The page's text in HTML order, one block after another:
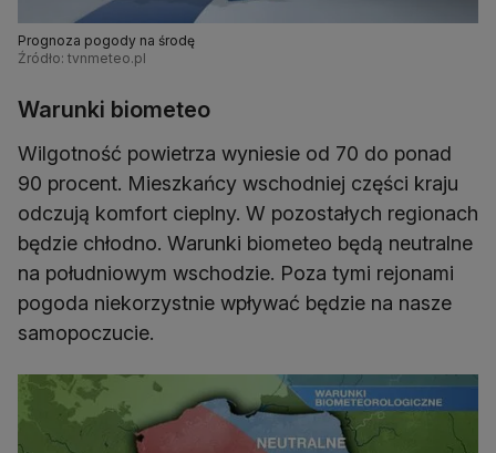
Prognoza pogody na środę
Źródło: tvnmeteo.pl
Warunki biometeo
Wilgotność powietrza wyniesie od 70 do ponad
90 procent. Mieszkańcy wschodniej części kraju
odczują komfort cieplny. W pozostałych regionach
będzie chłodno. Warunki biometeo będą neutralne
na południowym wschodzie. Poza tymi rejonami
pogoda niekorzystnie wpływać będzie na nasze
samopoczucie.